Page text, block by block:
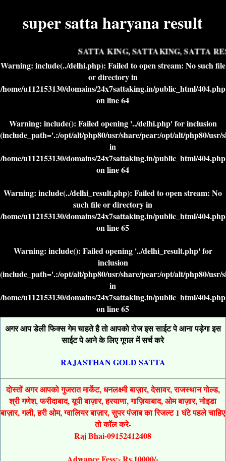
super satta haryana result
SATTA KING, SATTAKING, SATTA
Warning: include(../delhi.php): Failed to open stream: No such file
or directory in
/home/u112153130/domains/24x7sattaking.in/public_html/404.php
on line64
Warning: include(): Failed opening '../delhi.php' for inclusion
(include_path='.:/opt/alt/php80/usr/share/pear:/opt/alt/php80/
in
/home/u112153130/domains/24x7sattaking.in/public_html/404.php
on line64
Warning: include(../delhi_result.php): Failed to open stream: No
such file or directory in
/home/u112153130/domains/24x7sattaking.in/public_html/404.php
on line65
Warning: include(): Failed opening '../delhi_result.php' for
inclusion
(include_path='.:/opt/alt/php80/usr/share/pear:/opt/alt/php80/
in
/home/u112153130/domains/24x7sattaking.in/public_html/404.php
on line65
अगर आप डेली फिक्स गेम चाहते है तो आपको रोज इस साईट पे आना पड़ेगा इस
साईट पे आने के लिए गूगल में सर्च करे
RAJASTHAN GOLD SATTA
दोस्तों अगर आपको गुजरात मार्केट, धनलक्ष्मी बाज़ार, देसावर, राजस्थान गोल्ड,
श्री गणेश, फरीदाबाद, यूपी बाज़ार, हरयाणा, गाज़ियाबाद, ओम बाज़ार, नोइडा
बाज़ार, गली, हरी ओम, ग्वालियर बाज़ार, सुपर पंजाब का रिजल्ट 1 घंटे पहले चाहिए
तो कॉल करे-
Raj Bhai-09152412408